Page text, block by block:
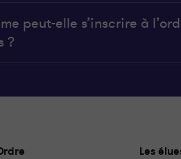
peut-elle s’inscrire à
?
Les